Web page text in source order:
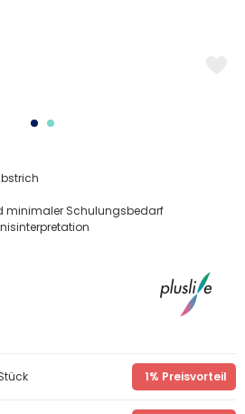
minimaler Schulungsbedarf
1% Preisvorteil